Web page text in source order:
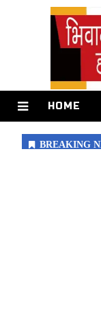
HOME